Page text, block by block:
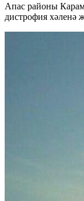
Апас районы
дистрофия хәленә